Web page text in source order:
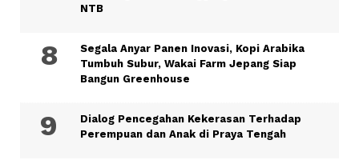
NTB
Segala Anyar Panen Inovasi, Kopi Arabika
Tumbuh Subur, Wakai Farm Jepang Siap
Bangun Greenhouse
Dialog Pencegahan Kekerasan Terhadap
Perempuan dan Anak di Praya Tengah